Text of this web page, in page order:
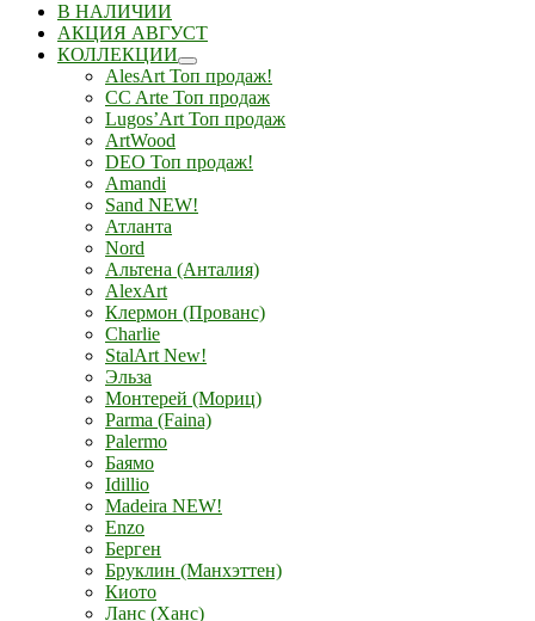
В НАЛИЧИИ
АКЦИЯ АВГУСТ
КОЛЛЕКЦИИ
AlesArt Топ продаж!
CC Arte Топ продаж
Lugos’Art Топ продаж
ArtWood
DEO Топ продаж!
Amandi
Sand NEW!
Атланта
Nord
Альтена (Анталия)
AlexArt
Клермон (Прованс)
Charlie
StalArt New!
Эльза
Монтерей (Мориц)
Parma (Faina)
Palermo
Баямо
Idillio
Madeira NEW!
Enzo
Берген
Бруклин (Манхэттен)
Киото
Ланс (Ханс)